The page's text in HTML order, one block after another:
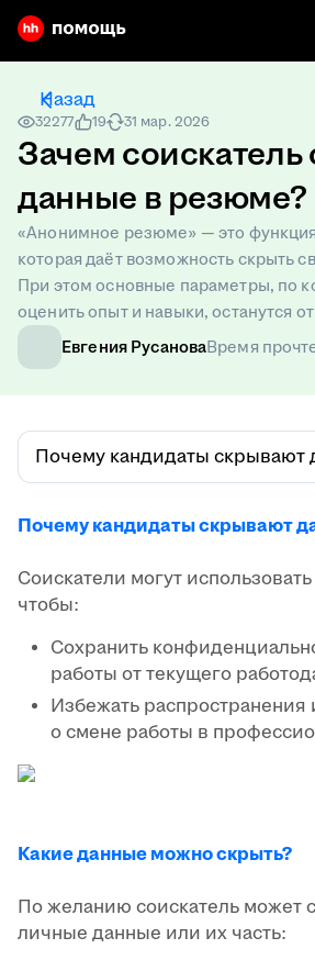
Назад
32277 19 31 мар. 2026
Зачем соискатель
данные в резюме?
«Анонимное резюме» — это
которая даёт возможность скрыть
При этом основные параметры, по
оценить опыт и навыки, останутся
Евгения РусановаВремя
Почему кандидаты скрывают
Почему кандидаты скрывают
Соискатели могут
чтобы:
Сохранить
работы от текущего
Избежать
о смене работы в
Какие данные можно скрыть?
По желанию соискатель может
личные данные или их часть: